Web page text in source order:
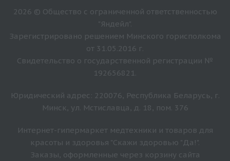
2026 © Общество с ограниченной ответственностью
"Яндейл".
Зарегистрировано решением Минского горисполкома
от 31.05.2016 г.
Свидетельство о государственной регистрации №
192656821.
Юридический адрес: 220076, Республика Беларусь, г.
Минск, ул. Мстиславца, д. 18, пом. 376
Интернет-гипермаркет медтехники и товаров для
красоты и здоровья "Скажи здоровью "Да!".
Заказы, оформленные через корзину сайта